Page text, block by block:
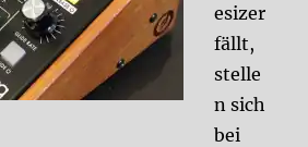
esizer
fällt,
stelle
n sich
bei